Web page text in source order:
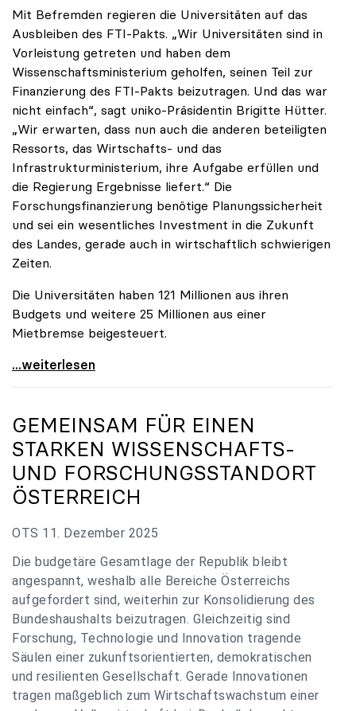
Mit Befremden regieren die Universitäten auf das
Ausbleiben des FTI-Pakts. „Wir Universitäten sind in
Vorleistung getreten und haben dem
Wissenschaftsministerium geholfen, seinen Teil zur
Finanzierung des FTI-Pakts beizutragen. Und das war
nicht einfach“, sagt uniko-Präsidentin Brigitte Hütter.
„Wir erwarten, dass nun auch die anderen beteiligten
Ressorts, das Wirtschafts- und das
Infrastrukturministerium, ihre Aufgabe erfüllen und
die Regierung Ergebnisse liefert.“ Die
Forschungsfinanzierung benötige Planungssicherheit
und sei ein wesentliches Investment in die Zukunft
des Landes, gerade auch in wirtschaftlich schwierigen
Zeiten.
Die Universitäten haben 121 Millionen aus ihren
Budgets und weitere 25 Millionen aus einer
Mietbremse beigesteuert.
„Verzögerung unverständlich“: Universitäten
...weiterlesen
GEMEINSAM FÜR EINEN
STARKEN WISSENSCHAFTS-
UND FORSCHUNGSSTANDORT
ÖSTERREICH
OTS 11. Dezember 2025
Die budgetäre Gesamtlage der Republik bleibt
angespannt, weshalb alle Bereiche Österreichs
aufgefordert sind, weiterhin zur Konsolidierung des
Bundeshaushalts beizutragen. Gleichzeitig sind
Forschung, Technologie und Innovation tragende
Säulen einer zukunftsorientierten, demokratischen
und resilienten Gesellschaft. Gerade Innovationen
tragen maßgeblich zum Wirtschaftswachstum einer